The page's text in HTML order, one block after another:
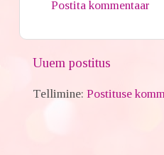
Postita kommentaar
Uuem postitus
Tellimine:Postituse